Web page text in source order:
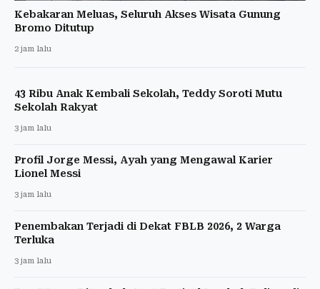
Kebakaran Meluas, Seluruh Akses Wisata Gunung
Bromo Ditutup
2 jam lalu
43 Ribu Anak Kembali Sekolah, Teddy Soroti Mutu
Sekolah Rakyat
3 jam lalu
Profil Jorge Messi, Ayah yang Mengawal Karier
Lionel Messi
3 jam lalu
Penembakan Terjadi di Dekat FBLB 2026, 2 Warga
Terluka
3 jam lalu